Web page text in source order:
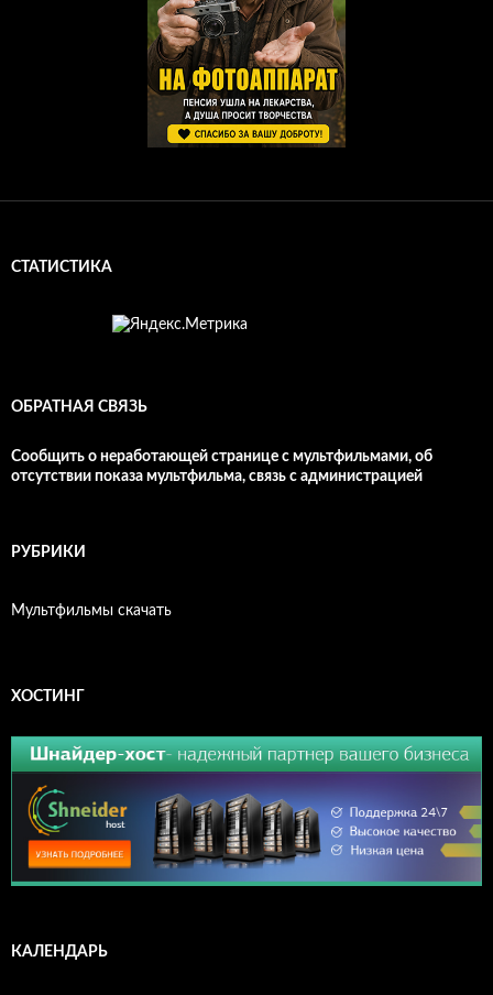
СТАТИСТИКА
ОБРАТНАЯ СВЯЗЬ
Сообщить о неработающей странице с мультфильмами, об
отсутствии показа мультфильма, связь с администрацией
РУБРИКИ
Мультфильмы скачать
ХОСТИНГ
КАЛЕНДАРЬ